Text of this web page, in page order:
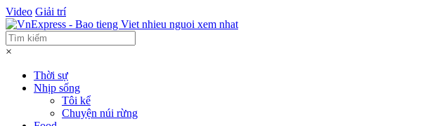
Video Giải trí
×
Thời sự
Nhịp sống
Tôi kể
Chuyện núi rừng